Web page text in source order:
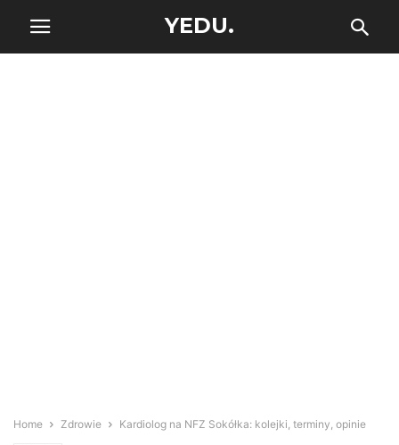
YEDU.
Home Zdrowie Kardiolog na NFZ Sokółka: kolejki, terminy, opinie